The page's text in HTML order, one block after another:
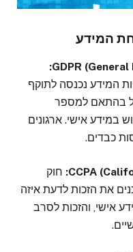
המידע
המידע נכנסה לתוקף
לפעול בהתאם למספר
במידע אישי. ארגונים
כבדים.
חוק
את הזכות לדעת איזה
אישי, והזכות לסרב